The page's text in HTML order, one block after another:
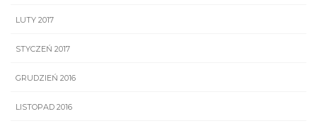
LUTY 2017
STYCZEŃ 2017
GRUDZIEŃ 2016
LISTOPAD 2016